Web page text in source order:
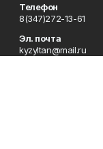
Телефон
8(347)272-13-61
Эл. почта
kyzyltan@mail.ru